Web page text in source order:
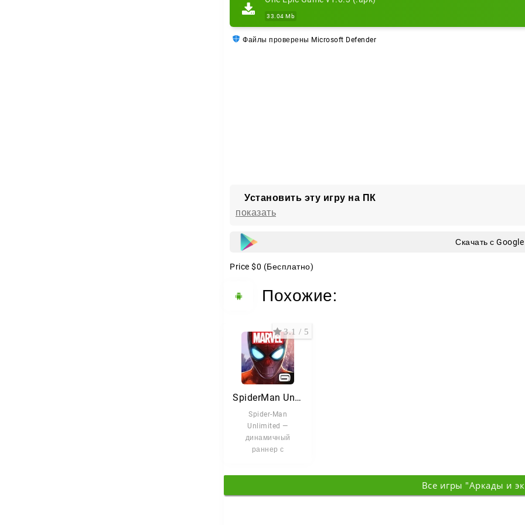
33.04 Mb
Файлы проверены Microsoft Defender
Установить эту игру на ПК
показать
Скачать с
Price $0 (Бесплатно)
Похожие:
SpiderMan Unlimited
Spider-Man
Unlimited —
динамичный
раннер с
сражается не
3.1 / 5
Все игры "Аркады и